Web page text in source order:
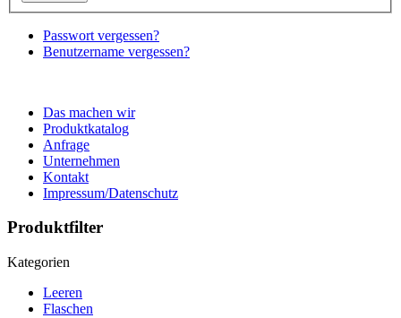
Passwort vergessen?
Benutzername vergessen?
Das machen wir
Produktkatalog
Anfrage
Unternehmen
Kontakt
Impressum/Datenschutz
Produktfilter
Kategorien
Leeren
Flaschen